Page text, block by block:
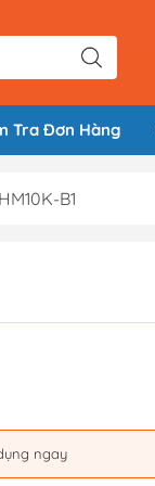
Tra Đơn Hàng
B1
ngay